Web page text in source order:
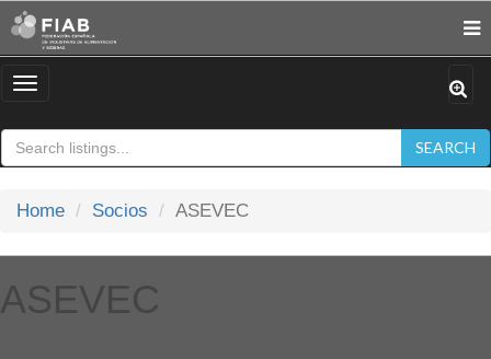
Toggle
SEARCH
Home Socios ASEVEC
ASEVEC